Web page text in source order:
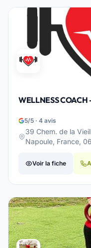
WELLNESS
5/5 · 4 avis
39 Chem. de la
Napoule, France,
Voir la fiche